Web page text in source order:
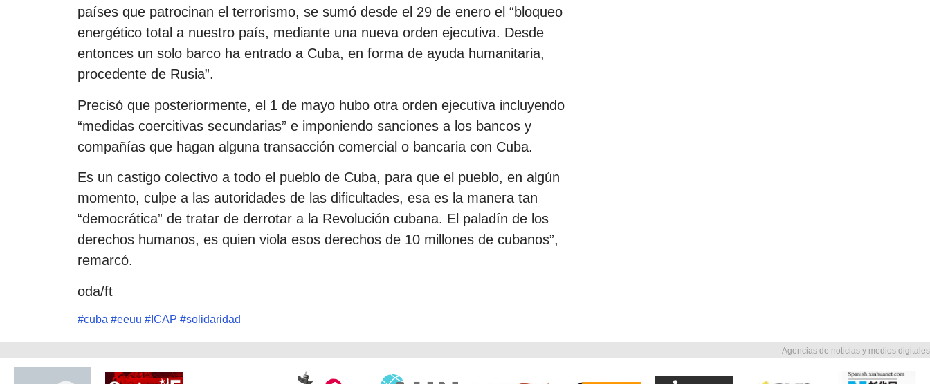
países que patrocinan el terrorismo, se sumó desde el 29 de enero el “bloqueo
energético total a nuestro país, mediante una nueva orden ejecutiva. Desde
entonces un solo barco ha entrado a Cuba, en forma de ayuda humanitaria,
procedente de Rusia”.
Precisó que posteriormente, el 1 de mayo hubo otra orden ejecutiva incluyendo
“medidas coercitivas secundarias” e imponiendo sanciones a los bancos y
compañías que hagan alguna transacción comercial o bancaria con Cuba.
Es un castigo colectivo a todo el pueblo de Cuba, para que el pueblo, en algún
momento, culpe a las autoridades de las dificultades, esa es la manera tan
“democrática” de tratar de derrotar a la Revolución cubana. El paladín de los
derechos humanos, es quien viola esos derechos de 10 millones de cubanos”,
remarcó.
oda/ft
#cuba #eeuu # ICAP #solidaridad
Agencias de noticias y medios digitales